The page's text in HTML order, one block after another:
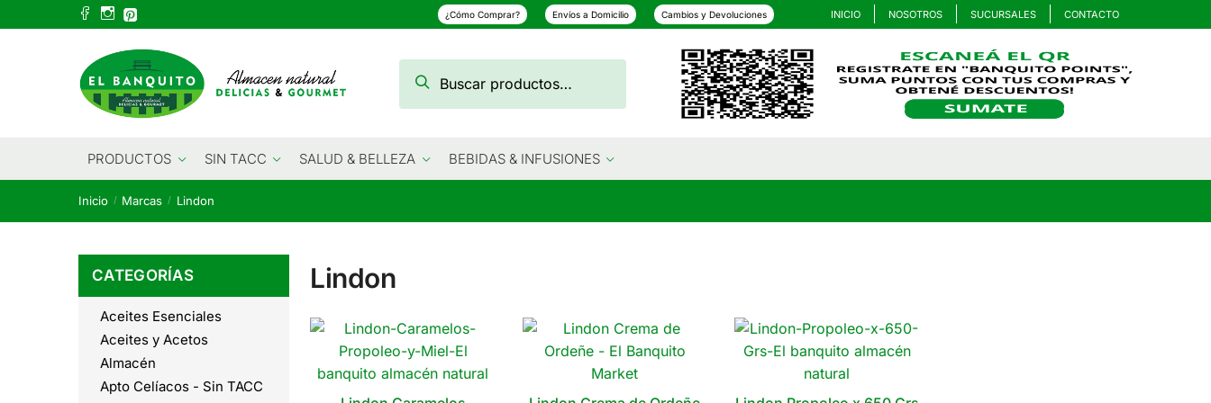
to
to
¿Cómo Comprar? Envíos a Domicilio Cambios y Devoluciones INICIO NOSOTROS SUCURSALES CONTACTO
por:
Buscar
PRODUCTOS SIN TACC SALUD & BELLEZA BEBIDAS & INFUSIONES
Inicio / Marcas / Lindon
Lindon
CATEGORÍAS
Aceites Esenciales
Aceites y Acetos
Almacén
Apto Celíacos - Sin TACC